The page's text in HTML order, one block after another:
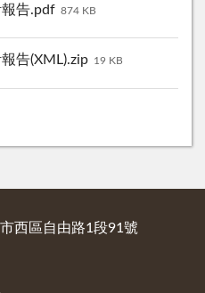
告.pdf 874 KB
告(XML).zip 19 KB
西區自由路1段91號